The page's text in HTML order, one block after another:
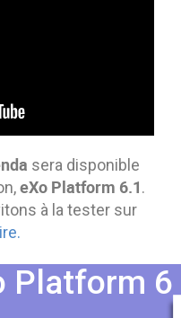
sera disponible
eXo Platform 6.1.
à la tester sur
Platform 6